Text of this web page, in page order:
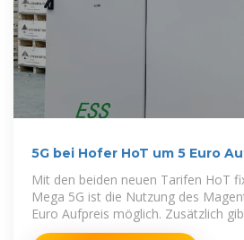
5G bei Hofer HoT um 5 Euro
Mit den beiden neuen Tarifen HoT
Mega 5G ist die Nutzung des
Euro Aufpreis möglich. Zusätzlich
Internet plus